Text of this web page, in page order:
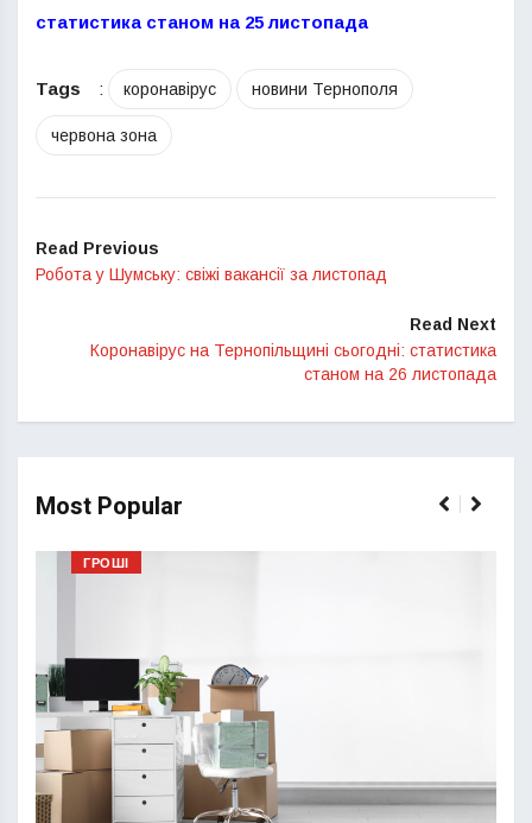
статистика станом на 25 листопада
Tags : коронавірус новини Тернополя
червона зона
Read Previous
Робота у Шумську: свіжі вакансії за листопад
Read Next
Коронавірус на Тернопільщині сьогодні: статистика
станом на 26 листопада
Most Popular
ГРОШІ